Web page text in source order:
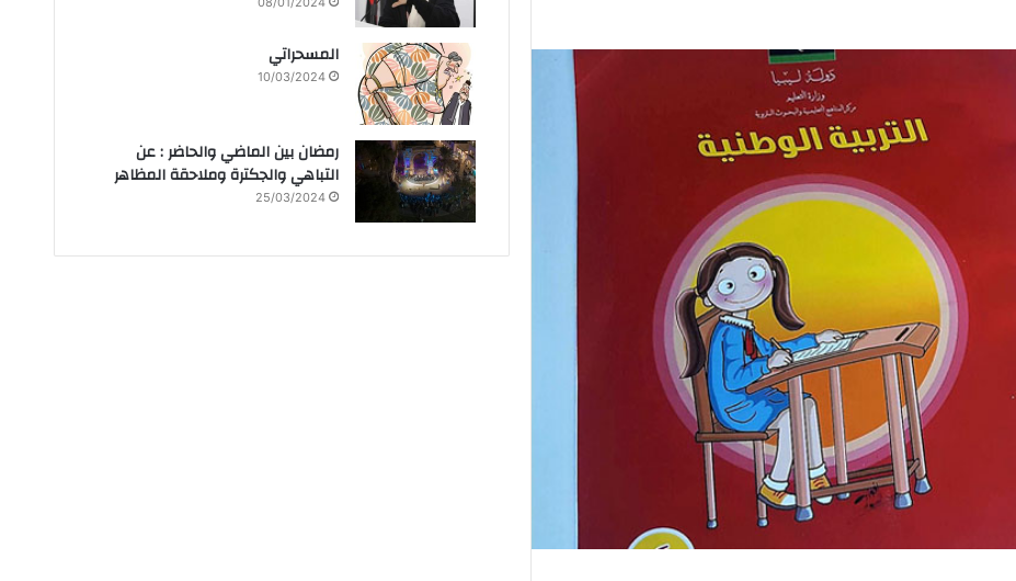
المسحراتي
10/03/2024
رمضان بين الماضي والحاضر : عن
التباهي والجكترة وملاحقة المظاهر
25/03/2024